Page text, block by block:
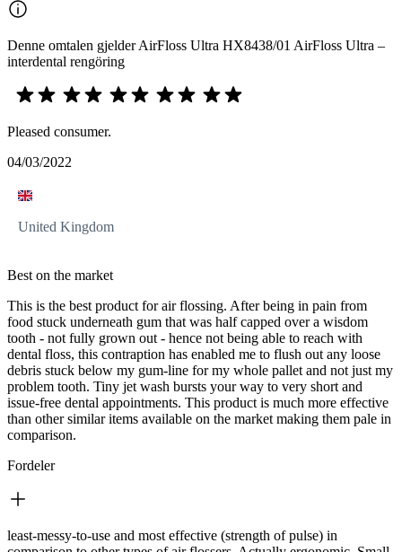
Denne omtalen gjelder AirFloss Ultra HX8438/01 AirFloss Ultra –
interdental rengöring
Pleased consumer.
04/03/2022
United Kingdom
Best on the market
This is the best product for air flossing. After being in pain from
food stuck underneath gum that was half capped over a wisdom
tooth - not fully grown out - hence not being able to reach with
dental floss, this contraption has enabled me to flush out any loose
debris stuck below my gum-line for my whole pallet and not just my
problem tooth. Tiny jet wash bursts your way to very short and
issue-free dental appointments. This product is much more effective
than other similar items available on the market making them pale in
comparison.
Fordeler
least-messy-to-use and most effective (strength of pulse) in